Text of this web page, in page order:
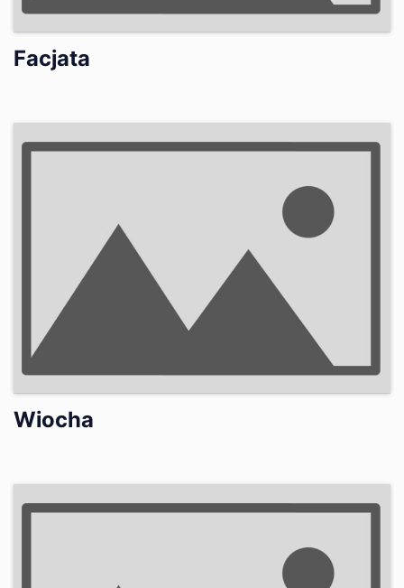
Facjata
Wiocha